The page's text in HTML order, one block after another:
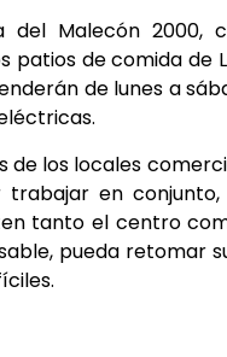
Malecón 2000,
de comida de
de lunes a
de los locales
trabajar en
tanto el centro
pueda retomar